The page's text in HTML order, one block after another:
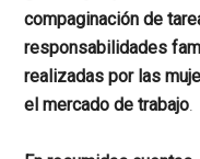
compaginación de
responsabilidades
realizadas por las
el mercado de trabajo.